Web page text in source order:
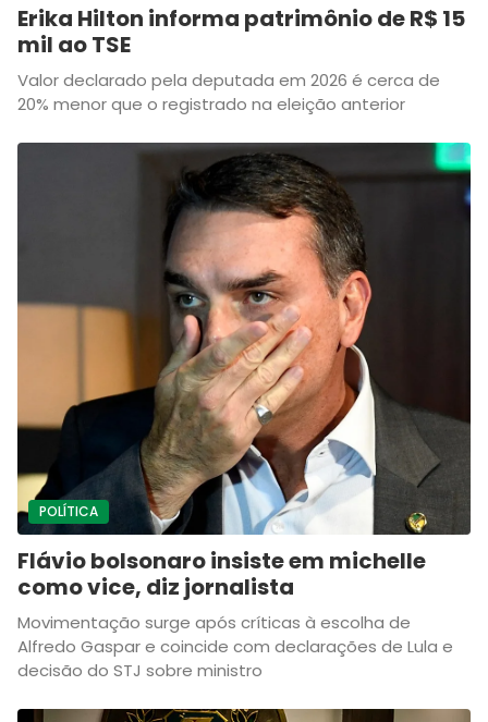
Erika Hilton informa patrimônio de R$ 15
mil ao TSE
Valor declarado pela deputada em 2026 é cerca de
20% menor que o registrado na eleição anterior
POLÍTICA
Flávio bolsonaro insiste em michelle
como vice, diz jornalista
Movimentação surge após críticas à escolha de
Alfredo Gaspar e coincide com declarações de Lula e
decisão do STJ sobre ministro